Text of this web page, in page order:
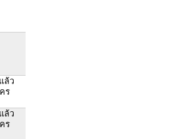
ล้ว
ร
ล้ว
ร